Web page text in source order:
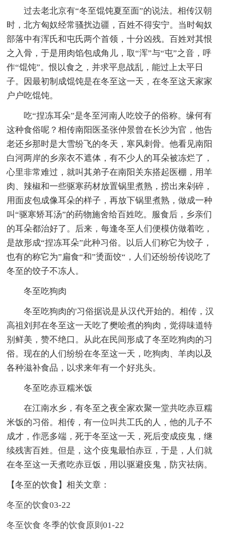
过去老北京有“冬至馄饨夏至面”的说法。相传汉朝
时，北方匈奴经常骚扰边疆，百姓不得安宁。当时匈奴
部落中有浑氏和屯氏两个首领，十分凶残。百姓对其恨
之入骨，于是用肉馅包成角儿，取“浑”与“屯”之音，呼
作“馄饨”。恨以食之，并求平息战乱，能过上太平日
子。因最初制成馄饨是在冬至这一天，在冬至这天家家
户户吃馄饨。
吃“捏冻耳朵”是冬至河南人吃饺子的俗称。缘何有
这种食俗呢？相传南阳医圣张仲景曾在长沙为官，他告
老还乡那时是大雪纷飞的冬天，寒风刺骨。他看见南阳
白河两岸的乡亲衣不遮体，有不少人的耳朵被冻烂了，
心里非常难过，就叫其弟子在南阳关东搭起医棚，用羊
肉、辣椒和一些驱寒药材放置锅里煮熟，捞出来剁碎，
用面皮包成像耳朵的样子，再放下锅里煮熟，做成一种
叫“驱寒矫耳汤”的药物施舍给百姓吃。服食后，乡亲们
的耳朵都治好了。后来，每逢冬至人们便模仿做着吃，
是故形成“捏冻耳朵”此种习俗。以后人们称它为饺子，
也有的称它为”扁食“和”烫面饺“，人们还纷纷传说吃了
冬至的饺子不冻人。
冬至吃狗肉
冬至吃狗肉的'习俗据说是从汉代开始的。相传，汉
高祖刘邦在冬至这一天吃了樊哙煮的狗肉，觉得味道特
别鲜美，赞不绝口。从此在民间形成了冬至吃狗肉的习
俗。现在的人们纷纷在冬至这一天，吃狗肉、羊肉以及
各种滋补食品，以求来年有一个好兆头。
冬至吃赤豆糯米饭
在江南水乡，有冬至之夜全家欢聚一堂共吃赤豆糯
米饭的习俗。相传，有一位叫共工氏的人，他的儿子不
成才，作恶多端，死于冬至这一天，死后变成疫鬼，继
续残害百姓。但是，这个疫鬼最怕赤豆，于是，人们就
在冬至这一天煮吃赤豆饭，用以驱避疫鬼，防灾祛病。
【冬至的饮食】相关文章：
冬至的饮食03-22
冬至饮食 冬季的饮食原则01-22